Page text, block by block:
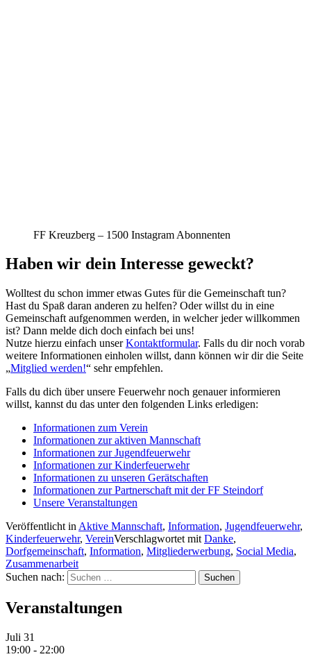
FF Kreuzberg – 1500 Instagram Abonnenten
Haben wir dein Interesse geweckt?
Wolltest du schon immer etwas Gutes für die Gemeinschaft tun?
Hast du Spaß daran anderen zu helfen? Oder willst du in eine
Gemeinschaft aufgenommen werden, in welcher jeder willkommen
ist? Dann melde dich doch einfach bei uns!
Nutze hierzu einfach unserKontaktformular. Falls du dir noch vorab
weitere Informationen einholen willst, dann können wir dir die Seite
„Mitglied werden!“ sehr empfehlen.
Falls du dich über unsere Feuerwehr noch genauer informieren
willst, kannst du das unter den folgenden Links erledigen:
Informationen zum Verein
Informationen zur aktiven Mannschaft
Informationen zur Jugendfeuerwehr
Informationen zur Kinderfeuerwehr
Informationen zu unseren Gerätschaften
Informationen zur Partnerschaft mit der FF Steindorf
Unsere Veranstaltungen
Veröffentlicht in Aktive Mannschaft, Information, Jugendfeuerwehr,
Kinderfeuerwehr, VereinVerschlagwortet mit Danke,
Dorfgemeinschaft, Information, Mitgliederwerbung, Social Media,
Zusammenarbeit
Suchen nach:
Veranstaltungen
Juli 31
19:00 - 22:00